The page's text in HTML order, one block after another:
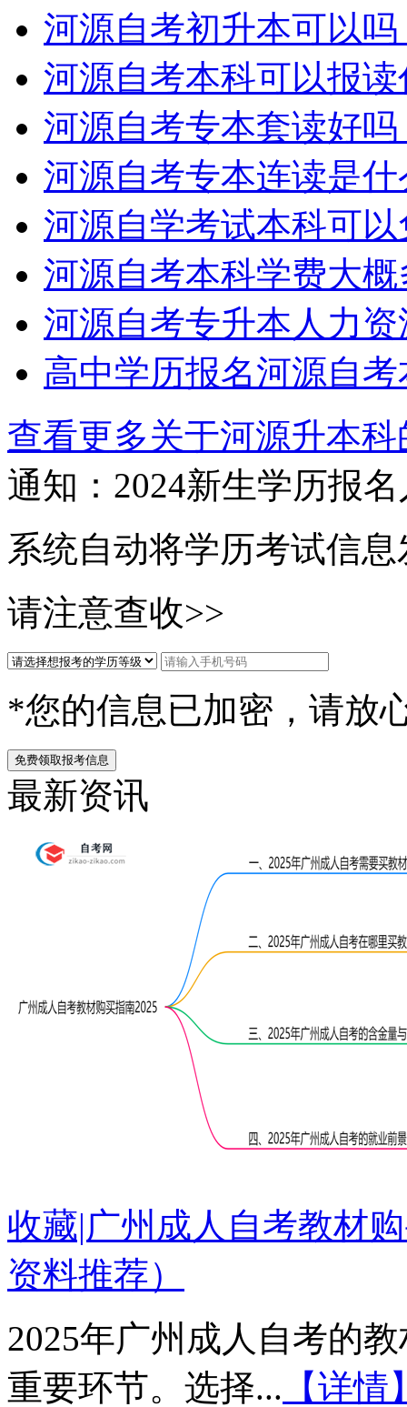
河源自考初升本可以
河源自考本科可以报
河源自考专本套读好吗
河源自考专本连读是
河源自学考试本科可
河源自考本科学费大
河源自考专升本人力
高中学历报名河源自
查看更多关于河源升本科
通知：2024新生学历报名
系统自动将学历考试信
请注意查收>>
*您的信息已加密，请放
免费领取报考信息
最新资讯
收藏|广州成人自考教材
资料推荐）
2025年广州成人自考的
重要环节。选择... 【详情